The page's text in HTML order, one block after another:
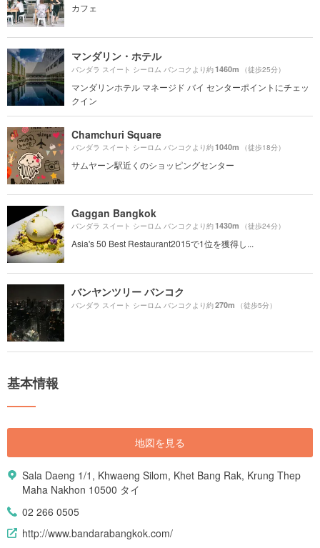
カフェ
マンダリン・ホテル
バンダラ スイート シーロム バンコクより約1460m （徒歩25分）
マンダリンホテル マネージド バイ センターポイントにチェッ
クイン
Chamchuri Square
バンダラ スイート シーロム バンコクより約1040m （徒歩18分）
サムヤーン駅近くのショッピングセンター
Gaggan Bangkok
バンダラ スイート シーロム バンコクより約1430m （徒歩24分）
Asia's 50 Best Restaurant2015で1位を獲得し...
バンヤンツリー バンコク
バンダラ スイート シーロム バンコクより約270m （徒歩5分）
基本情報
地図を見る
Sala Daeng 1/1, Khwaeng Silom, Khet Bang Rak, Krung Thep
Maha Nakhon 10500 タイ
02 266 0505
http://www.bandarabangkok.com/